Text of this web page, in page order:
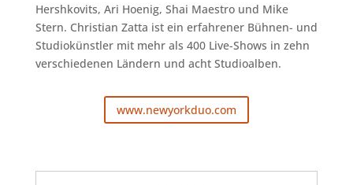
Hershkovits, Ari Hoenig, Shai Maestro und Mike
Stern. Christian Zatta ist ein erfahrener Bühnen- und
Studiokünstler mit mehr als 400 Live-Shows in zehn
verschiedenen Ländern und acht Studioalben.
www.newyorkduo.com